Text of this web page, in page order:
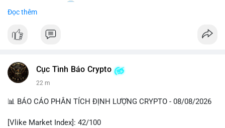
- Thời gian: 02:20
Nhận định phân tích:
Giao dịch gần 610 nghìn USD được thực hiện trong khung giờ
bình lớn này, khả năng cao là cá voi đang tái phân bổ tài sản
giữa các ví nóng hoặc chuyển sang ví lạnh để tích lũy dài hạn,
vào sàn giao dịch tập trung trong các khối tiếp theo, áp lực
cơ ngắn hạn.
Đọc thêm
Cục Tình Báo Crypto
22 m
📊 BÁO CÁO PHÂN TÍCH ĐỊNH LƯỢNG CRYPTO - 08/08/2026
[Vlike Market Index]: 42/100